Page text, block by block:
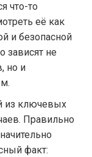
что-то
её как
и безопасной
зависят не
но и
из ключевых
Правильно
факт: